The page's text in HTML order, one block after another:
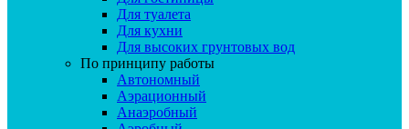
Для туалета
Для кухни
Для высоких грунтовых вод
По принципу работы
Автономный
Аэрационный
Анаэробный